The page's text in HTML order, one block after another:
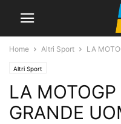
Home Altri Sport LA
Altri Sport
LA
GRANDE